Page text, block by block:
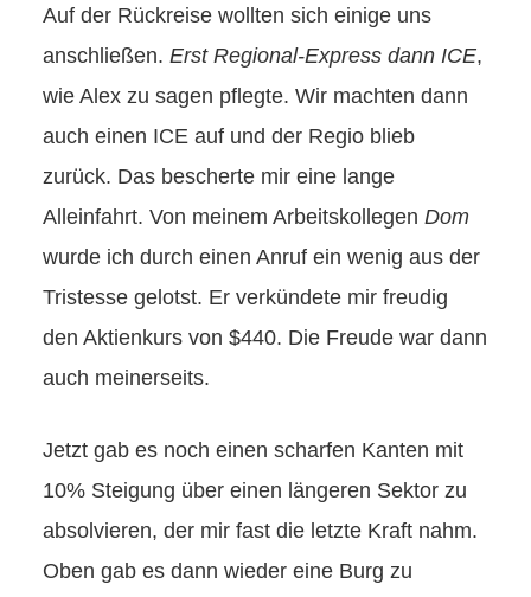
Auf der Rückreise wollten sich einige uns
anschließen. Erst Regional-Express dann ICE,
wie Alex zu sagen pflegte. Wir machten dann
auch einen ICE auf und der Regio blieb
zurück. Das bescherte mir eine lange
Alleinfahrt. Von meinem Arbeitskollegen Dom
wurde ich durch einen Anruf ein wenig aus der
Tristesse gelotst. Er verkündete mir freudig
den Aktienkurs von $440. Die Freude war dann
auch meinerseits.
Jetzt gab es noch einen scharfen Kanten mit
10% Steigung über einen längeren Sektor zu
absolvieren, der mir fast die letzte Kraft nahm.
Oben gab es dann wieder eine Burg zu